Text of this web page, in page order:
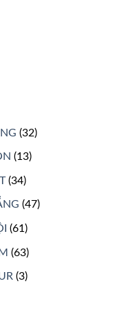
(32)
(13)
(34)
(47)
(61)
(63)
(3)